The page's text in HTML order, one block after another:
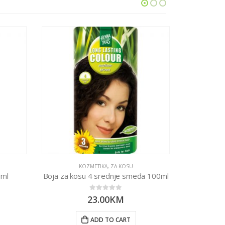
KOZMETIKA,ZA KOSU
Boja za kosu 4 srednje smeđa 100ml
0out of 5
23.00KM
ADD TO CART